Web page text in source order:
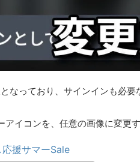
なっており、サインインも必
イコンを、任意の画像に変更す
援サマーSale